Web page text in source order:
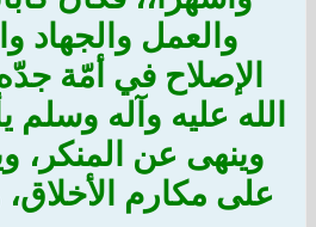
والعمل والجهاد
الإصلاح في أمّة
الله عليه وآله
وينهى عن المنكر،
على مكارم الأخلاق،